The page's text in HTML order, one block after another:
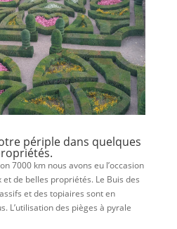
périple dans quelques
7000 km nous avons eu l’occasion
de belles propriétés. Le Buis des
et des topiaires sont en
L’utilisation des pièges à pyrale